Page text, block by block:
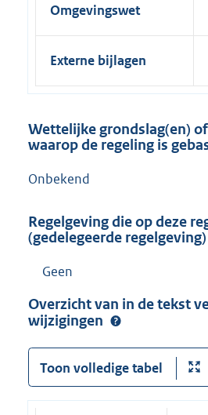
Omgevingswet
Externe bijlagen
Wettelijke grondslag(en)
waarop de regeling is
Onbekend
Regelgeving die op deze
(gedelegeerde regelgeving)
Geen
Overzicht van in de tekst
wijzigingen
Toon volledige tabel